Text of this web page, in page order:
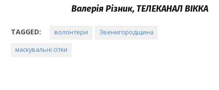
Валерія Різник, ТЕЛЕКАНАЛ ВІККА
TAGGED: волонтери Звенигородщина
маскувальні сітки